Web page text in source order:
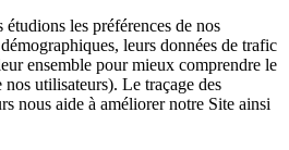
les préférences de nos
leurs données de trafic
ensemble pour mieux comprendre le
utilisateurs). Le traçage des
nous aide à améliorer notre Site ainsi